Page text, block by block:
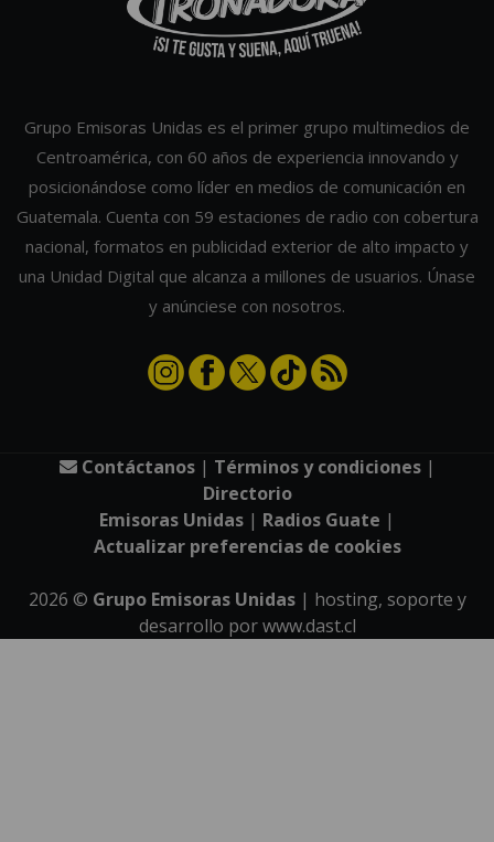
Grupo Emisoras Unidas es el primer grupo multimedios de
Centroamérica, con 60 años de experiencia innovando y
posicionándose como líder en medios de comunicación en
Guatemala. Cuenta con 59 estaciones de radio con cobertura
nacional, formatos en publicidad exterior de alto impacto y
una Unidad Digital que alcanza a millones de usuarios. Únase
y anúnciese con nosotros.
Contáctanos| Términos y condiciones|
Directorio
Emisoras Unidas | Radios Guate |
Actualizar preferencias de cookies
2026 © Grupo Emisoras Unidas| hosting, soporte y
desarrollo porwww.dast.cl